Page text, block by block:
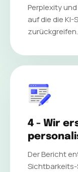
Perplexity
auf die die KI-
zurückgreifen.
4 - Wir
Der Bericht